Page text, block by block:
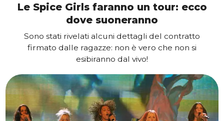
Le Spice Girls faranno un tour: ecco
dove suoneranno
Sono stati rivelati alcuni dettagli del contratto
firmato dalle ragazze: non è vero che non si
esibiranno dal vivo!